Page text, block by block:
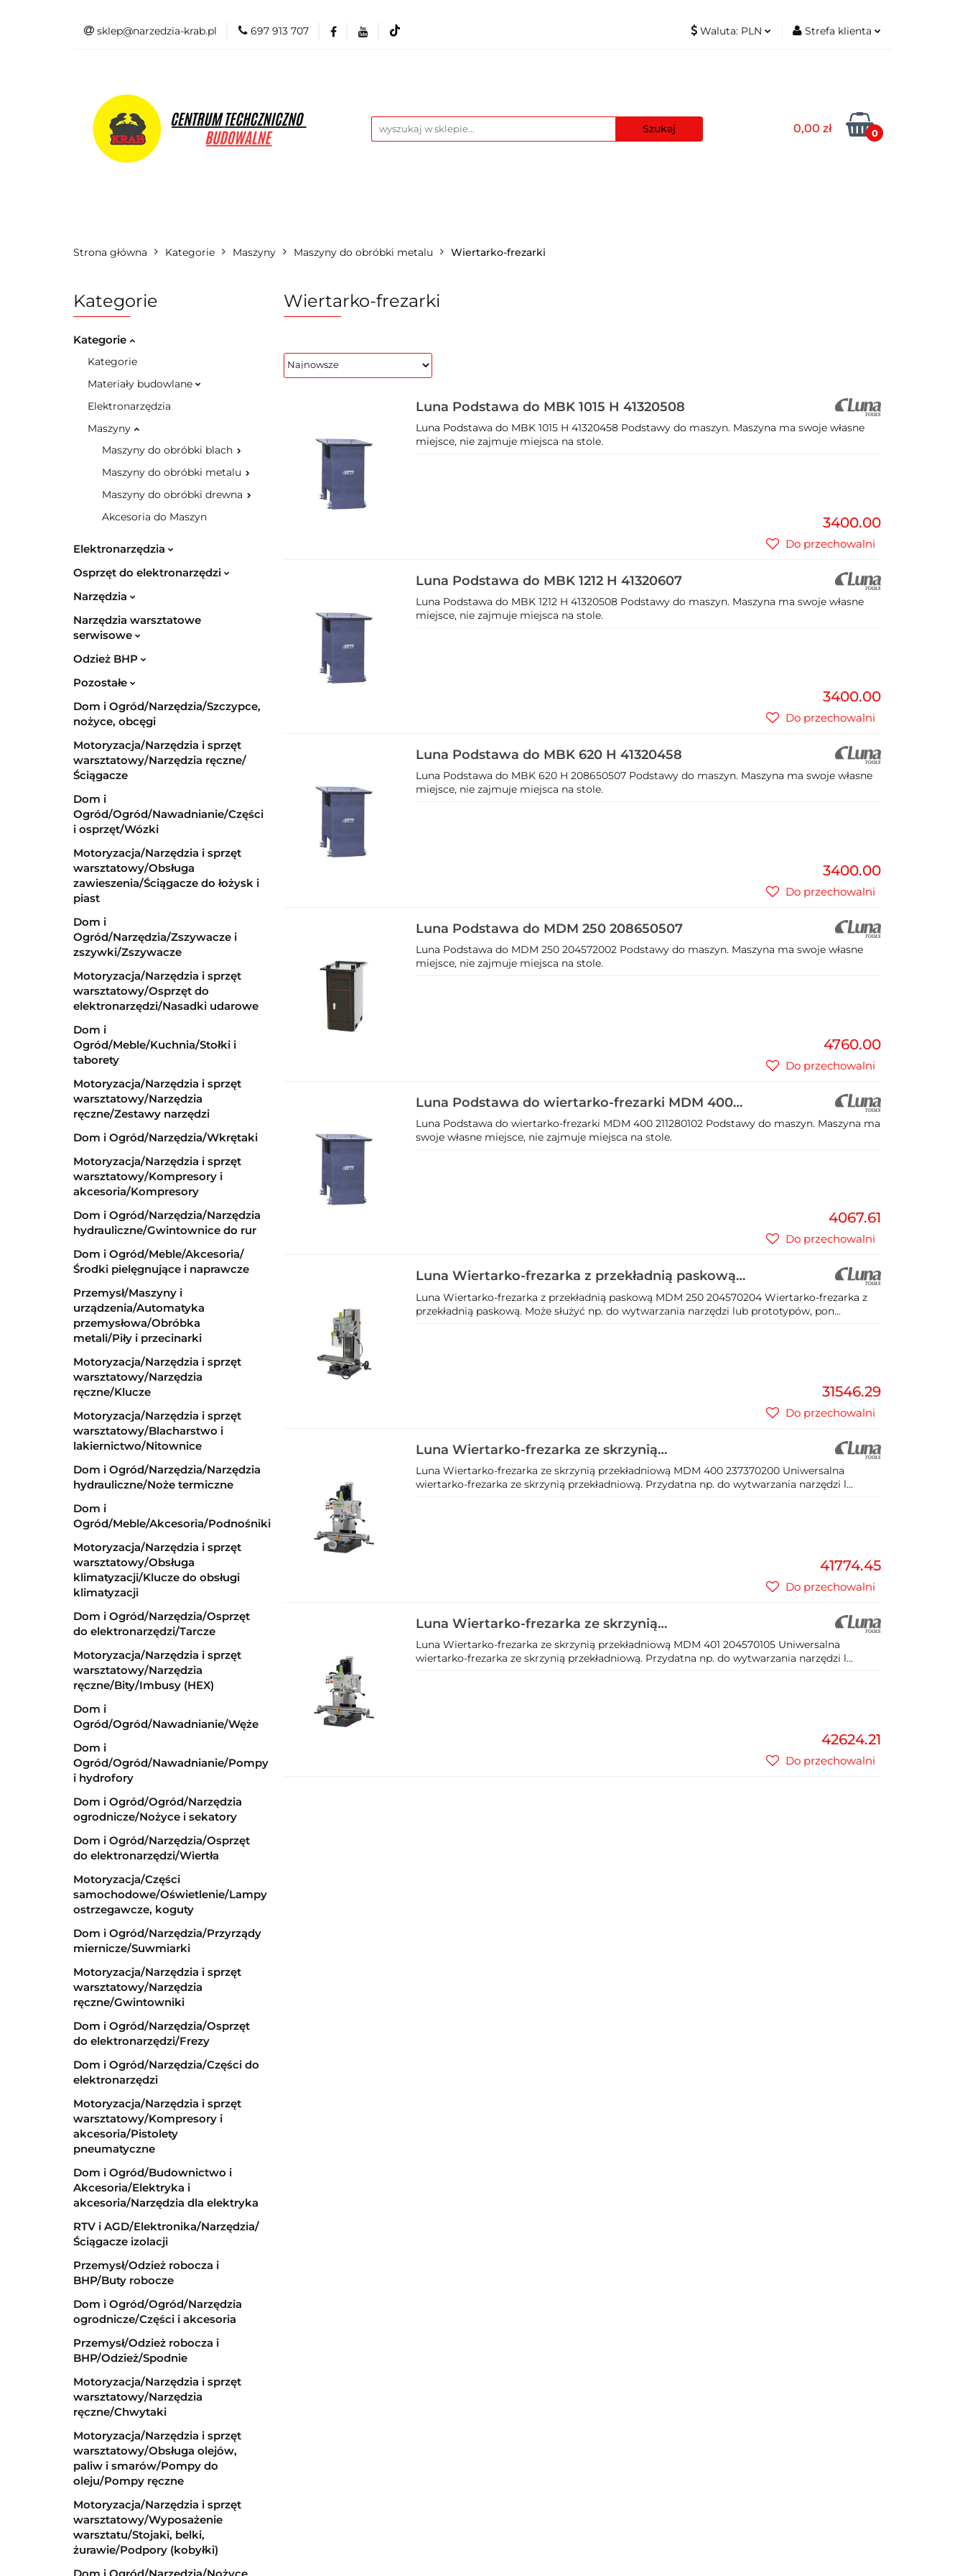
sklep@narzedzia-krab.pl 697 913 707 Waluta: PLN Strefa klienta
Dodaj zgłoszenie
Zgody cookies
0,00 zł 0
Elektronarzędzia Akcesoria i osprzęt
Strona główna Kategorie Maszyny Maszyny do obróbki metalu Wiertarko-frezarki
Kategorie
Kategorie
Kategorie
Materiały budowlane
Elektronarzędzia
Maszyny
Maszyny do obróbki blach
Maszyny do obróbki metalu
Maszyny do obróbki drewna
Akcesoria do Maszyn
Elektronarzędzia
Osprzęt do elektronarzędzi
Narzędzia
Narzędzia warsztatowe
serwisowe
Odzież BHP
Pozostałe
Dom i Ogród/Narzędzia/Szczypce,
nożyce, obcęgi
Motoryzacja/Narzędzia i sprzęt
warsztatowy/Narzędzia ręczne/
Ściągacze
Dom i
Ogród/Ogród/Nawadnianie/Części
i osprzęt/Wózki
Motoryzacja/Narzędzia i sprzęt
warsztatowy/Obsługa
zawieszenia/Ściągacze do łożysk i
piast
Dom i
Ogród/Narzędzia/Zszywacze i
zszywki/Zszywacze
Motoryzacja/Narzędzia i sprzęt
warsztatowy/Osprzęt do
elektronarzędzi/Nasadki udarowe
Dom i
Ogród/Meble/Kuchnia/Stołki i
taborety
Motoryzacja/Narzędzia i sprzęt
warsztatowy/Narzędzia
ręczne/Zestawy narzędzi
Dom i Ogród/Narzędzia/Wkrętaki
Motoryzacja/Narzędzia i sprzęt
warsztatowy/Kompresory i
akcesoria/Kompresory
Dom i Ogród/Narzędzia/Narzędzia
hydrauliczne/Gwintownice do rur
Dom i Ogród/Meble/Akcesoria/
Środki pielęgnujące i naprawcze
Przemysł/Maszyny i
urządzenia/Automatyka
przemysłowa/Obróbka
metali/Piły i przecinarki
Motoryzacja/Narzędzia i sprzęt
warsztatowy/Narzędzia
ręczne/Klucze
Motoryzacja/Narzędzia i sprzęt
warsztatowy/Blacharstwo i
lakiernictwo/Nitownice
Dom i Ogród/Narzędzia/Narzędzia
hydrauliczne/Noże termiczne
Dom i
Ogród/Meble/Akcesoria/Podnośniki
Motoryzacja/Narzędzia i sprzęt
warsztatowy/Obsługa
klimatyzacji/Klucze do obsługi
klimatyzacji
Dom i Ogród/Narzędzia/Osprzęt
do elektronarzędzi/Tarcze
Motoryzacja/Narzędzia i sprzęt
warsztatowy/Narzędzia
ręczne/Bity/Imbusy (HEX)
Dom i
Ogród/Ogród/Nawadnianie/Węże
Dom i
Ogród/Ogród/Nawadnianie/Pompy
i hydrofory
Dom i Ogród/Ogród/Narzędzia
ogrodnicze/Nożyce i sekatory
Dom i Ogród/Narzędzia/Osprzęt
do elektronarzędzi/Wiertła
Motoryzacja/Części
samochodowe/Oświetlenie/Lampy
ostrzegawcze, koguty
Dom i Ogród/Narzędzia/Przyrządy
miernicze/Suwmiarki
Motoryzacja/Narzędzia i sprzęt
warsztatowy/Narzędzia
ręczne/Gwintowniki
Dom i Ogród/Narzędzia/Osprzęt
do elektronarzędzi/Frezy
Dom i Ogród/Narzędzia/Części do
elektronarzędzi
Motoryzacja/Narzędzia i sprzęt
warsztatowy/Kompresory i
akcesoria/Pistolety
pneumatyczne
Dom i Ogród/Budownictwo i
Akcesoria/Elektryka i
akcesoria/Narzędzia dla elektryka
RTV i AGD/Elektronika/Narzędzia/
Ściągacze izolacji
Przemysł/Odzież robocza i
BHP/Buty robocze
Dom i Ogród/Ogród/Narzędzia
ogrodnicze/Części i akcesoria
Przemysł/Odzież robocza i
BHP/Odzież/Spodnie
Motoryzacja/Narzędzia i sprzęt
warsztatowy/Narzędzia
ręczne/Chwytaki
Motoryzacja/Narzędzia i sprzęt
warsztatowy/Obsługa olejów,
paliw i smarów/Pompy do
oleju/Pompy ręczne
Motoryzacja/Narzędzia i sprzęt
warsztatowy/Wyposażenie
warsztatu/Stojaki, belki,
żurawie/Podpory (kobyłki)
Wiertarko-frezarki
Luna Podstawa do MBK 1015 H 41320508
Luna Podstawa do MBK 1015 H 41320458 Podstawy do maszyn. Maszyna ma swoje własne
miejsce, nie zajmuje miejsca na stole.
3400.00
Do przechowalni
Luna Podstawa do MBK 1212 H 41320607
Luna Podstawa do MBK 1212 H 41320508 Podstawy do maszyn. Maszyna ma swoje własne
miejsce, nie zajmuje miejsca na stole.
3400.00
Do przechowalni
Luna Podstawa do MBK 620 H 41320458
Luna Podstawa do MBK 620 H 208650507 Podstawy do maszyn. Maszyna ma swoje własne
miejsce, nie zajmuje miejsca na stole.
3400.00
Do przechowalni
Luna Podstawa do MDM 250 208650507
Luna Podstawa do MDM 250 204572002 Podstawy do maszyn. Maszyna ma swoje własne
miejsce, nie zajmuje miejsca na stole.
4760.00
Do przechowalni
Luna Podstawa do wiertarko-frezarki MDM 400
204572002
Luna Podstawa do wiertarko-frezarki MDM 400 211280102 Podstawy do maszyn. Maszyna ma
swoje własne miejsce, nie zajmuje miejsca na stole.
4067.61
Do przechowalni
Luna Wiertarko-frezarka z przekładnią paskową
MDM 250 208650101
Luna Wiertarko-frezarka z przekładnią paskową MDM 250 204570204 Wiertarko-frezarka z
przekładnią paskową. Może służyć np. do wytwarzania narzędzi lub prototypów, pon...
31546.29
Do przechowalni
Luna Wiertarko-frezarka ze skrzynią
przekładniową MDM 400 204570105
Luna Wiertarko-frezarka ze skrzynią przekładniową MDM 400 237370200 Uniwersalna
wiertarko-frezarka ze skrzynią przekładniową. Przydatna np. do wytwarzania narzędzi l...
41774.45
Do przechowalni
Luna Wiertarko-frezarka ze skrzynią
przekładniową MDM 401 204570204
Luna Wiertarko-frezarka ze skrzynią przekładniową MDM 401 204570105 Uniwersalna
wiertarko-frezarka ze skrzynią przekładniową. Przydatna np. do wytwarzania narzędzi l...
42624.21
Do przechowalni